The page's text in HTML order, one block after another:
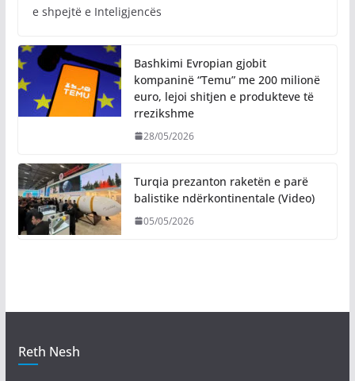
e shpejtë e Inteligjencës
Bashkimi Evropian gjobit
kompaninë “Temu” me 200 milionë
euro, lejoi shitjen e produkteve të
rrezikshme
28/05/2026
Turqia prezanton raketën e parë
balistike ndërkontinentale (Video)
05/05/2026
Reth Nesh